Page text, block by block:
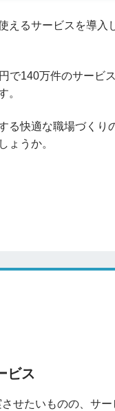
えるサービスを導入
円で140万件のサービ
。
快適な職場づくり
ょうか。
ビス
せたいものの、サ